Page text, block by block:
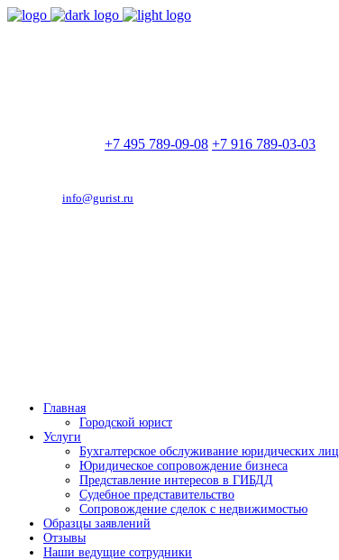
+7 495 789-09-08 +7 916 789-03-03
info@gurist.ru
Главная
Городской юрист
Услуги
Бухгалтерское обслуживание юридических лиц
Юридическое сопровождение бизнеса
Представление интересов в ГИБДД
Судебное представительство
Сопровождение сделок с недвижимостью
Образцы заявлений
Отзывы
Наши ведущие сотрудники